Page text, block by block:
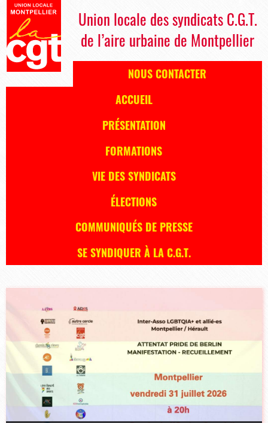
Union locale des syndicats C.G.T.
de l’aire urbaine de Montpellier
NOUS CONTACTER
ACCUEIL
PRÉSENTATION
FORMATIONS
VIE DES SYNDICATS
ÉLECTIONS
COMMUNIQUÉS DE PRESSE
SE SYNDIQUER À LA C.G.T.